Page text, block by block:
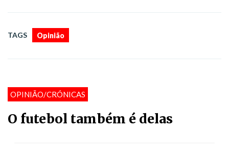
TAGS Opinião
OPINIÃO/CRÓNICAS
O futebol também é delas